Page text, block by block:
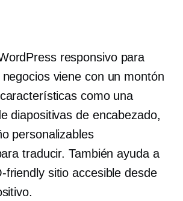
responsivo para
viene con un montón
como una
diapositivas de encabezado,
personalizables
traducir. También ayuda a
friendlysitio accesible desde